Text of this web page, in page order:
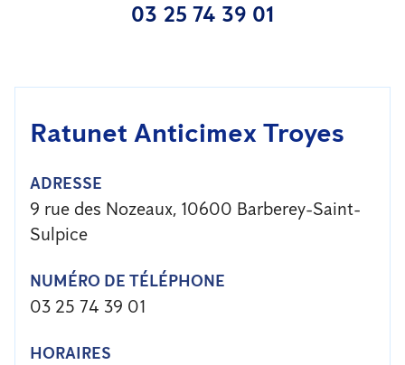
03 25 74 39 01
Ratunet Anticimex Troyes
ADRESSE
9 rue des Nozeaux, 10600 Barberey-Saint-
Sulpice
NUMÉRO DE TÉLÉPHONE
03 25 74 39 01
HORAIRES